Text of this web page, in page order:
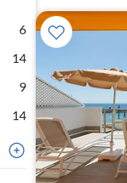
6
14
9
14